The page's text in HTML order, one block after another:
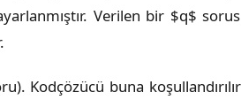
Verilen bir $q$
Kodçözücü buna